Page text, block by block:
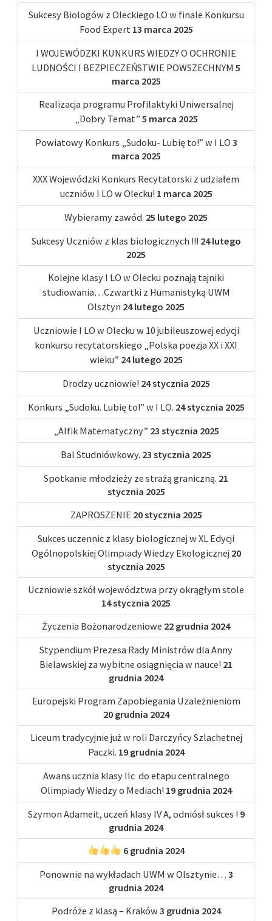
Sukcesy Biologów z Oleckiego LO w finale Konkursu
Food Expert 13 marca 2025
I WOJEWÓDZKI KUNKURS WIEDZY O OCHRONIE
LUDNOŚCI I BEZPIECZEŃSTWIE POWSZECHNYM 5
marca 2025
Realizacja programu Profilaktyki Uniwersalnej
„Dobry Temat” 5 marca 2025
Powiatowy Konkurs „Sudoku- Lubię to!” w I LO 3
marca 2025
XXX Wojewódzki Konkurs Recytatorski z udziałem
uczniów I LO w Olecku! 1 marca 2025
Wybieramy zawód. 25 lutego 2025
Sukcesy Uczniów z klas biologicznych !!! 24 lutego
2025
Kolejne klasy I LO w Olecku poznają tajniki
studiowania…Czwartki z Humanistyką UWM
Olsztyn 24 lutego 2025
Uczniowie I LO w Olecku w 10 jubileuszowej edycji
konkursu recytatorskiego „Polska poezja XX i XXI
wieku” 24 lutego 2025
Drodzy uczniowie! 24 stycznia 2025
Konkurs „Sudoku. Lubię to!” w I LO. 24 stycznia 2025
„Alfik Matematyczny” 23 stycznia 2025
Bal Studniówkowy. 23 stycznia 2025
Spotkanie młodzieży ze strażą graniczną. 21
stycznia 2025
ZAPROSZENIE 20 stycznia 2025
Sukces uczennic z klasy biologicznej w XL Edycji
Ogólnopolskiej Olimpiady Wiedzy Ekologicznej 20
stycznia 2025
Uczniowie szkół województwa przy okrągłym stole
14 stycznia 2025
Życzenia Bożonarodzeniowe 22 grudnia 2024
Stypendium Prezesa Rady Ministrów dla Anny
Bielawskiej za wybitne osiągnięcia w nauce! 21
grudnia 2024
Europejski Program Zapobiegania Uzależnieniom
20 grudnia 2024
Liceum tradycyjnie już w roli Darczyńcy Szlachetnej
Paczki. 19 grudnia 2024
Awans ucznia klasy IIc do etapu centralnego
Olimpiady Wiedzy o Mediach! 19 grudnia 2024
Szymon Adameit, uczeń klasy IV A, odniósł sukces ! 9
grudnia 2024
6 grudnia 2024
Ponownie na wykładach UWM w Olsztynie… 3
grudnia 2024
Podróże z klasą – Kraków 3 grudnia 2024